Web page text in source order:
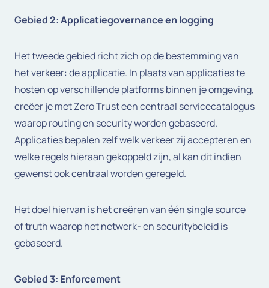
Gebied 2: Applicatiegovernance en logging
Het tweede gebied richt zich op de bestemming van
het verkeer: de applicatie. In plaats van applicaties te
hosten op verschillende platforms binnen je omgeving,
creëer je met Zero Trust een centraal servicecatalogus
waarop routing en security worden gebaseerd.
Applicaties bepalen zelf welk verkeer zij accepteren en
welke regels hieraan gekoppeld zijn, al kan dit indien
gewenst ook centraal worden geregeld.
Het doel hiervan is het creëren van één single source
of truth waarop het netwerk- en securitybeleid is
gebaseerd.
Gebied 3: Enforcement